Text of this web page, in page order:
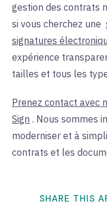
gestion des contrats
si vous cherchez une
signatures
expérience
tailles et tous les
Prenez contact avec
Sign . Nous sommes
moderniser et à
contrats et les
SHARE THIS